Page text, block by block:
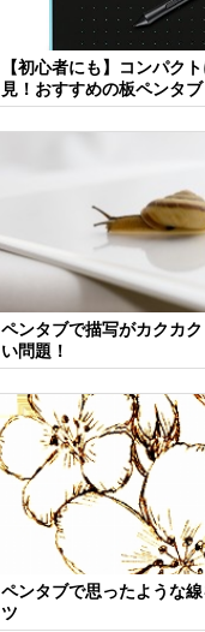
【初心者にも】コンパク
見！おすすめの板ペンタブ
ペンタブで描写がカクカ
い問題！
ペンタブで思ったような
ツ